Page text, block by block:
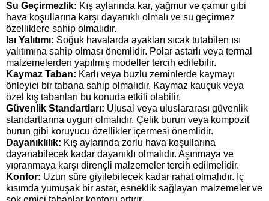
Su Geçirmezlik: Kış aylarında kar, yağmur ve çamur gibi
hava koşullarına karşı dayanıklı olmalı ve su geçirmez
özelliklere sahip olmalıdır.
Isı Yalıtımı: Soğuk havalarda ayakları sıcak tutabilen ısı
yalıtımına sahip olması önemlidir. Polar astarlı veya termal
malzemelerden yapılmış modeller tercih edilebilir.
Kaymaz Taban: Karlı veya buzlu zeminlerde kaymayı
önleyici bir tabana sahip olmalıdır. Kaymaz kauçuk veya
özel kış tabanları bu konuda etkili olabilir.
Güvenlik Standartları: Ulusal veya uluslararası güvenlik
standartlarına uygun olmalıdır. Çelik burun veya kompozit
burun gibi koruyucu özellikler içermesi önemlidir.
Dayanıklılık: Kış aylarında zorlu hava koşullarına
dayanabilecek kadar dayanıklı olmalıdır. Aşınmaya ve
yıpranmaya karşı dirençli malzemeler tercih edilmelidir.
Konfor: Uzun süre giyilebilecek kadar rahat olmalıdır. İç
kısımda yumuşak bir astar, esneklik sağlayan malzemeler ve